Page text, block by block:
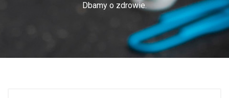
Dbamy o zdrowie.